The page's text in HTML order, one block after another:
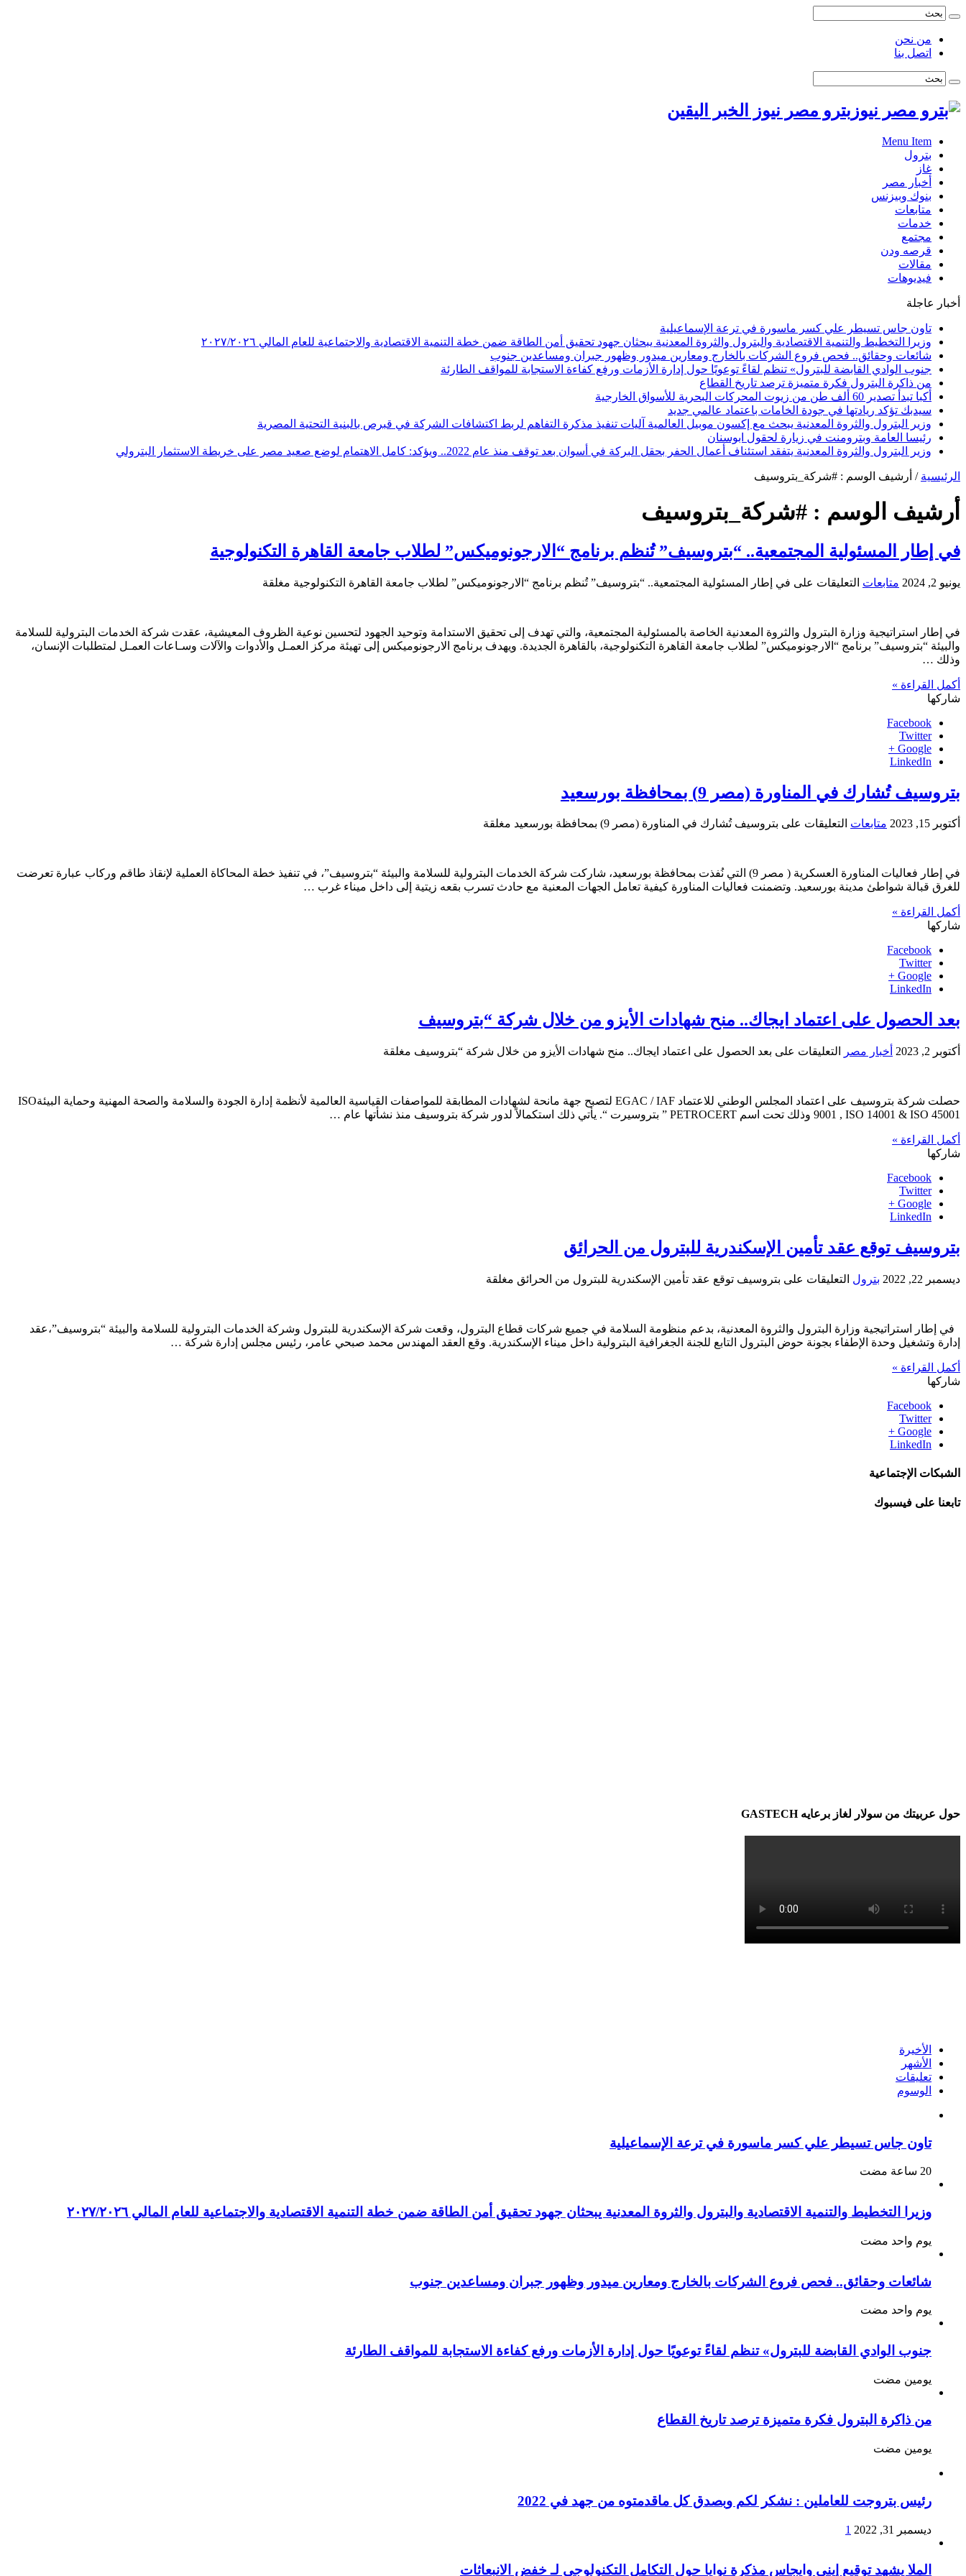
من نحن
اتصل بنا
بترو مصر نيوز الخبر اليقين
Menu Item
بترول
غاز
أخبار مصر
بنوك وبيزنس
متابعات
خدمات
مجتمع
قرصه ودن
مقالات
فيديوهات
أخبار عاجلة
تاون جاس تسيطر علي كسر ماسورة في ترعة الإسماعيلية
وزيرا التخطيط والتنمية الاقتصادية والبترول والثروة المعدنية يبحثان جهود تحقيق أمن الطاقة ضمن خطة التنمية الاقتصادية والاجتماعية للعام المالي ٢٠٢٧/٢٠٢٦
شائعات وحقائق.. فحص فروع الشركات بالخارج ومعارين ميدور وظهور جبران ومساعدين جنوب
جنوب الوادي القابضة للبترول» تنظم لقاءً توعويًا حول إدارة الأزمات ورفع كفاءة الاستجابة للمواقف الطارئة
من ذاكرة البترول فكرة متميزة ترصد تاريخ القطاع
أكبا تبدأ تصدير 60 ألف طن من زيوت المحركات البحرية للأسواق الخارجية
سيدبك تؤكد ريادتها في جودة الخامات باعتماد عالمي جديد
وزير البترول والثروة المعدنية يبحث مع إكسون موبيل العالمية آليات تنفيذ مذكرة التفاهم لربط اكتشافات الشركة في قبرص بالبنية التحتية المصرية
رئيسا العامة وبترومنت في زيارة لحقول ابوسنان
وزير البترول والثروة المعدنية يتفقد استئناف أعمال الحفر بحقل البركة في أسوان بعد توقف منذ عام 2022.. ويؤكد: كامل الاهتمام لوضع صعيد مصر على خريطة الاستثمار البترولي
الرئيسية / أرشيف الوسم : #شركة_بتروسيف
أرشيف الوسم : #شركة_بتروسيف
في إطار المسئولية المجتمعية.. “بتروسيف” تُنظم برنامج “الارجونوميكس” لطلاب جامعة القاهرة التكنولوجية
يونيو 2, 2024 متابعات التعليقات على في إطار المسئولية المجتمعية.. “بتروسيف” تُنظم برنامج “الارجونوميكس” لطلاب جامعة القاهرة التكنولوجية مغلقة
في إطار استراتيجية وزارة البترول والثروة المعدنية الخاصة بالمسئولية المجتمعية، والتي تهدف إلى تحقيق الاستدامة وتوحيد الجهود لتحسين نوعية الظروف المعيشية، عقدت شركة الخدمات البترولية للسلامة
والبيئة “بتروسيف” برنامج “الارجونوميكس” لطلاب جامعة القاهرة التكنولوجية، بالقاهرة الجديدة. ويهدف برنامج الارجونوميكس إلى تهيئة مركز العمـل والأدوات والآلات وسـاعات العمـل لمتطلبات الإنسان،
وذلك …
أكمل القراءة »
شاركها
Facebook
Twitter
Google +
LinkedIn
بتروسيف تُشارك في المناورة (مصر 9) بمحافظة بورسعيد
أكتوبر 15, 2023 متابعات التعليقات على بتروسيف تُشارك في المناورة (مصر 9) بمحافظة بورسعيد مغلقة
في إطار فعاليات المناورة العسكرية ( مصر 9) التي نُفذت بمحافظة بورسعيد، شاركت شركة الخدمات البترولية للسلامة والبيئة “بتروسيف”، في تنفيذ خطة المحاكاة العملية لإنقاذ طاقم وركاب عبارة تعرضت
للغرق قبالة شواطئ مدينة بورسعيد. وتضمنت فعاليات المناورة كيفية تعامل الجهات المعنية مع حادث تسرب بقعه زيتية إلى داخل ميناء غرب …
أكمل القراءة »
شاركها
Facebook
Twitter
Google +
LinkedIn
بعد الحصول على اعتماد ايجاك.. منح شهادات الأيزو من خلال شركة “بتروسيف
أكتوبر 2, 2023 أخبار مصر التعليقات على بعد الحصول على اعتماد ايجاك.. منح شهادات الأيزو من خلال شركة “بتروسيف مغلقة
حصلت شركة بتروسيف على اعتماد المجلس الوطني للاعتماد EGAC / IAF لتصبح جهة مانحة لشهادات المطابقة للمواصفات القياسية العالمية لأنظمة إدارة الجودة والسلامة والصحة المهنية وحماية البيئةISO
9001 , ISO 14001 & ISO 45001 وذلك تحت اسم PETROCERT ” بتروسيرت “. يأتي ذلك استكمالاً لدور شركة بتروسيف منذ نشأتها عام …
أكمل القراءة »
شاركها
Facebook
Twitter
Google +
LinkedIn
بتروسيف توقع عقد تأمين الإسكندرية للبترول من الحرائق
ديسمبر 22, 2022 بترول التعليقات على بتروسيف توقع عقد تأمين الإسكندرية للبترول من الحرائق مغلقة
في إطار استراتيجية وزارة البترول والثروة المعدنية، بدعم منظومة السلامة في جميع شركات قطاع البترول، وقعت شركة الإسكندرية للبترول وشركة الخدمات البترولية للسلامة والبيئة “بتروسيف”،عقد
إدارة وتشغيل وحدة الإطفاء بجونة حوض البترول التابع للجنة الجغرافية البترولية داخل ميناء الإسكندرية. وقع العقد المهندس محمد صبحي عامر، رئيس مجلس إدارة شركة …
أكمل القراءة »
شاركها
Facebook
Twitter
Google +
LinkedIn
الشبكات الإجتماعية
تابعنا على فيسبوك
حول عربيتك من سولار لغاز برعايه GASTECH
الأخيرة
الأشهر
تعليقات
الوسوم
تاون جاس تسيطر علي كسر ماسورة في ترعة الإسماعيلية
وزيرا التخطيط والتنمية الاقتصادية والبترول والثروة المعدنية يبحثان جهود تحقيق أمن الطاقة ضمن خطة التنمية الاقتصادية والاجتماعية للعام المالي ٢٠٢٧/٢٠٢٦
‏يوم واحد مضت
شائعات وحقائق.. فحص فروع الشركات بالخارج ومعارين ميدور وظهور جبران ومساعدين جنوب
‏يوم واحد مضت
جنوب الوادي القابضة للبترول» تنظم لقاءً توعويًا حول إدارة الأزمات ورفع كفاءة الاستجابة للمواقف الطارئة
‏يومين مضت
من ذاكرة البترول فكرة متميزة ترصد تاريخ القطاع
‏يومين مضت
رئيس بتروجت للعاملين : نشكر لكم وبصدق كل ماقدمتوه من جهد في 2022
ديسمبر 31, 2022 1
الملا يشهد توقيع إينى وايجاس مذكرة نوايا حول التكامل التكنولوجي لـ خفض الانبعاثات